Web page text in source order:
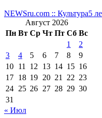
NEWSru.com :: Культура5
Август 2026
Пн Вт Ср Чт Пт Сб Вс
1
2
3
4 5 6 7 8
9
10 11 12 13 14 15 16
17 18 19 20 21 22 23
24 25 26 27 28 29 30
31
« Июл